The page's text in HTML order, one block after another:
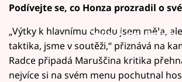
Podívejte se, co Honza prozradil o
Failed to fetch
„Výtky k hlavnímu chodu jsem měla,
taktika, jsme v soutěži,“ přiznává na
Radce připadá Maruščina kritika
nejvíce si na svém menu pochutnal